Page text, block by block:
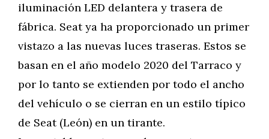
iluminación LED delantera y trasera de
fábrica. Seat ya ha proporcionado un primer
vistazo a las nuevas luces traseras. Estos se
basan en el año modelo 2020 del Tarraco y
por lo tanto se extienden por todo el ancho
del vehículo o se cierran en un estilo típico
de Seat (León) en un tirante.